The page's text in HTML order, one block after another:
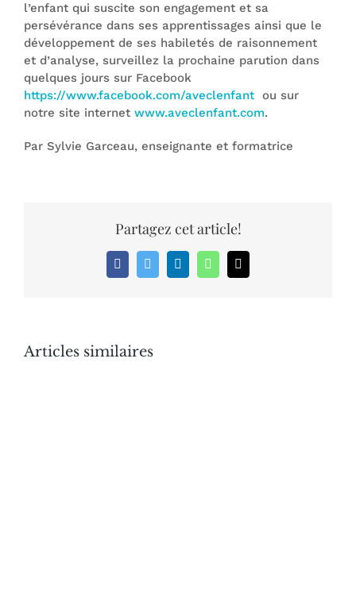
l’enfant qui suscite son engagement et sa
persévérance dans ses apprentissages ainsi que le
développement de ses habiletés de raisonnement
et d’analyse, surveillez la prochaine parution dans
quelques jours sur Facebook
https://www.facebook.com/aveclenfant ou sur
notre site internet www.aveclenfant.com.
Par Sylvie Garceau, enseignante et formatrice
Partagez cet article!
FacebookTwitter LinkedInWhatsApp
Articles similaires